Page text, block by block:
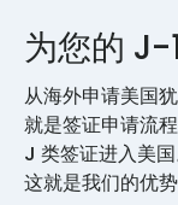
为您的 J-
从海外申请美国
就是签证申请流
J 类签证进入美
这就是我们的优势